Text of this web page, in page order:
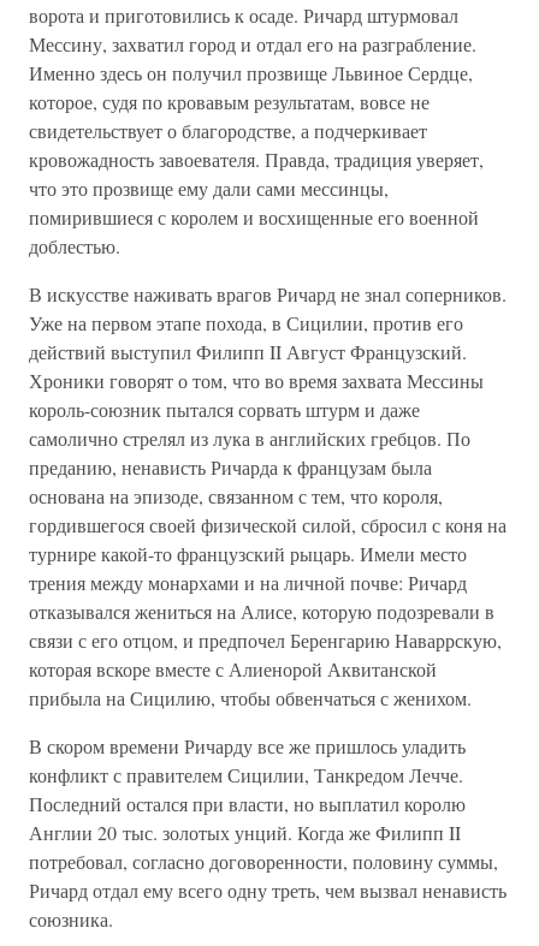
ворота и приготовились к осаде. Ричард штурмовал
Мессину, захватил город и отдал его на разграбление.
Именно здесь он получил прозвище Львиное Сердце,
которое, судя по кровавым результатам, вовсе не
свидетельствует о благородстве, а подчеркивает
кровожадность завоевателя. Правда, традиция уверяет,
что это прозвище ему дали сами мессинцы,
помирившиеся с королем и восхищенные его военной
доблестью.
В искусстве наживать врагов Ричард не знал соперников.
Уже на первом этапе похода, в Сицилии, против его
действий выступил Филипп II Август Французский.
Хроники говорят о том, что во время захвата Мессины
король-союзник пытался сорвать штурм и даже
самолично стрелял из лука в английских гребцов. По
преданию, ненависть Ричарда к французам была
основана на эпизоде, связанном с тем, что короля,
гордившегося своей физической силой, сбросил с коня на
турнире какой-то французский рыцарь. Имели место
трения между монархами и на личной почве: Ричард
отказывался жениться на Алисе, которую подозревали в
связи с его отцом, и предпочел Беренгарию Наваррскую,
которая вскоре вместе с Алиенорой Аквитанской
прибыла на Сицилию, чтобы обвенчаться с женихом.
В скором времени Ричарду все же пришлось уладить
конфликт с правителем Сицилии, Танкредом Лечче.
Последний остался при власти, но выплатил королю
Англии 20 тыс. золотых унций. Когда же Филипп II
потребовал, согласно договоренности, половину суммы,
Ричард отдал ему всего одну треть, чем вызвал ненависть
союзника.